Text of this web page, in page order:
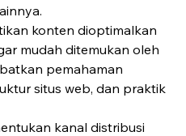
konten dioptimalkan
mudah ditemukan oleh
pemahaman
situs web, dan praktik
kanal distribusi